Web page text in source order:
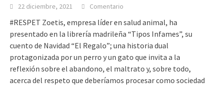
22 diciembre, 2021 Comentario
#RESPET Zoetis, empresa líder en salud animal, ha
presentado en la librería madrileña “Tipos Infames”, su
cuento de Navidad “El Regalo”; una historia dual
protagonizada por un perro y un gato que invita a la
reflexión sobre el abandono, el maltrato y, sobre todo,
acerca del respeto que deberíamos procesar como sociedad